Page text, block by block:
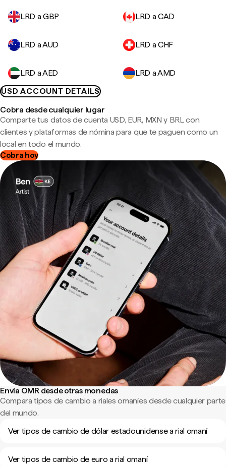
LRD a GBP LRD a CAD
LRD a AUD LRD a CHF
LRD a AED
LRD a AMD
USD ACCOUNT DETAILS
Cobra desde cualquier lugar
Comparte tus datos de cuenta USD, EUR, MXN y BRL con
clientes y plataformas de nómina para que te paguen como un
local en todo el mundo.
Cobra hoy
Envía OMR desde otras monedas
Compara tipos de cambio a riales omaníes desde cualquier parte
del mundo.
Ver tipos de cambio de dólar estadounidense a rial omaní
Ver tipos de cambio de euro a rial omaní